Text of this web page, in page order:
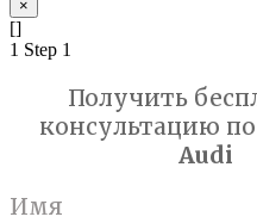
×
[]
1 Step 1
Получить
консультацию
Audi
Имя